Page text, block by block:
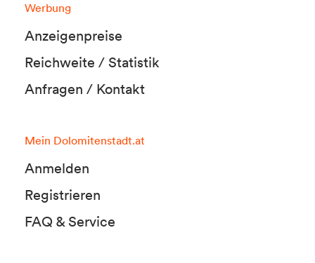
Werbung
Anzeigenpreise
Reichweite / Statistik
Anfragen / Kontakt
Mein Dolomitenstadt.at
Anmelden
Registrieren
FAQ & Service